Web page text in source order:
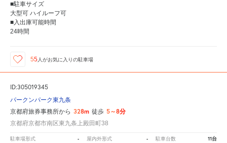
■駐車サイズ
大型可 ハイルーフ可
■入出庫可能時間
24時間
55人がお気に入りの駐車場
ID:305019345
パークンパーク東九条
京都府旅券事務所から 328m 徒歩 5～8分
京都府京都市南区東九条上殿田町38
駐車場形式 - 屋内外形式 - 駐車台数 11台